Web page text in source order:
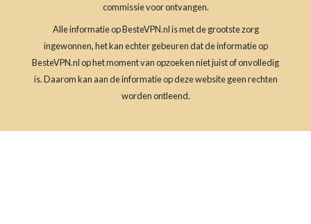
commissie voor ontvangen.
Alle informatie op BesteVPN.nl is met de grootste zorg
ingewonnen, het kan echter gebeuren dat de informatie op
BesteVPN.nl op het moment van opzoeken niet juist of onvolledig
is. Daarom kan aan de informatie op deze website geen rechten
worden ontleend.